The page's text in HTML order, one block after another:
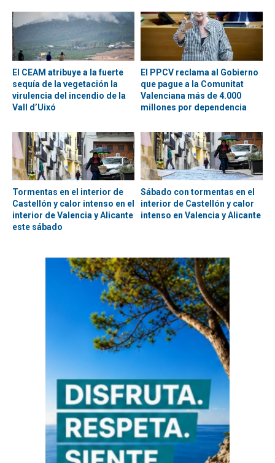
El CEAM atribuye a la fuerte
sequía de la vegetación la
virulencia del incendio de la
Vall d’Uixó
El PPCV reclama al Gobierno
que pague a la Comunitat
Valenciana más de 4.000
millones por dependencia
Tormentas en el interior de
Castellón y calor intenso en el
interior de Valencia y Alicante
este sábado
Sábado con tormentas en el
interior de Castellón y calor
intenso en Valencia y Alicante